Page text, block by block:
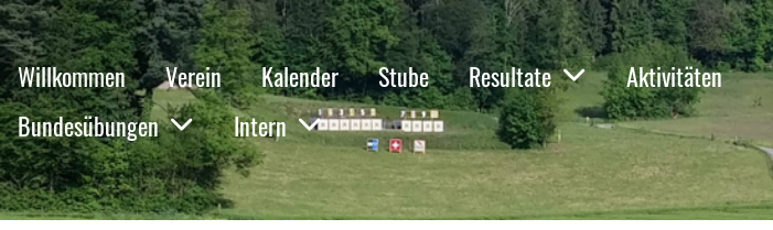
Willkommen Verein Kalender Stube Resultate
Aktivitäten
Bundesübungen
Intern